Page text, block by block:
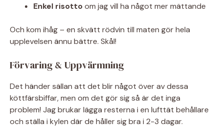
Enkel risottoom jag vill ha något mer mättande
Och kom ihåg – en skvätt rödvin till maten gör hela
upplevelsen ännu bättre. Skål!
Förvaring & Uppvärmning
Det händer sällan att det blir något över av dessa
köttfärsbiffar, men om det gör sig så är det inga
problem! Jag brukar lägga resterna i en lufttät behållare
och ställa i kylen där de håller sig bra i 2-3 dagar.